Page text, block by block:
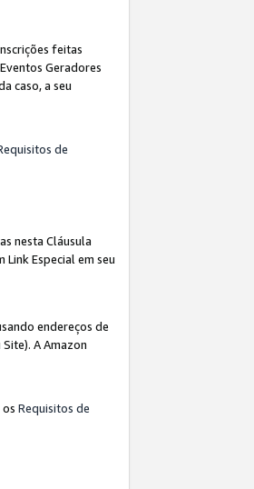
feitas
Geradores
caso, a seu
de
nesta Cláusula
Link Especial em seu
endereços de
A Amazon
Requisitos de